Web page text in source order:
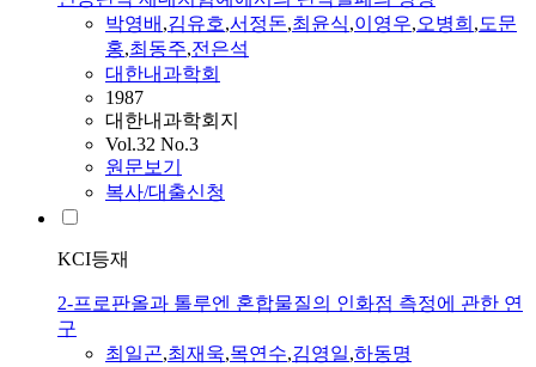
박영배 ,김유호,서정돈,최윤식,이영우,오병희 ,도문
홍,최동주,전은석
대한내과학회
1987
대한내과학회지
Vol.32 No.3
원문보기
복사/대출신청
KCI등재
2-프로판올과 톨루엔 혼합물질의 인화점 측정에 관한 연
구
최일곤,최재욱,목연수,김영일,하동명